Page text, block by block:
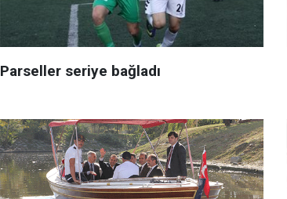
Parseller seriye bağladı